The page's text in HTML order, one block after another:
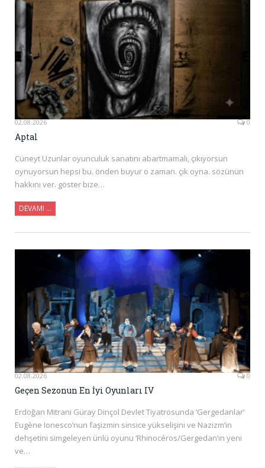
02.08.2026 0
Aptal
Cüneyt Uzunlar oyunculuk sanatını abartmamalı, çıkıyorsun
oynuyorsun hepsi bu. önden buyur o zaman. çık oyna. sözünün
hakkını ver. göster bize…
DEVAMI …
02.08.2026 0
Geçen Sezonun En İyi Oyunları IV
Erdoğan Mitrani Güray Dinçol Devlet Tiyatrosunda ‘Gergedanlar’
Eugène Ionesco’nun faşizmin sinsice yükselişini ve Nazizm’in
dehşetini simgeleyen ünlü oyunu ‘Rhinocéros/Gergedan’ın yeni
ve…